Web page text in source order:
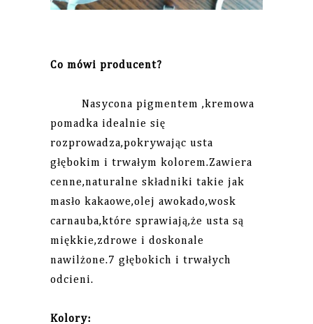
Co mówi producent?
Nasycona pigmentem ,kremowa
pomadka idealnie się
rozprowadza,pokrywając usta
głębokim i trwałym kolorem.Zawiera
cenne,naturalne składniki takie jak
masło kakaowe,olej awokado,wosk
carnauba,które sprawiają,że usta są
miękkie,zdrowe i doskonale
nawilżone.7 głębokich i trwałych
odcieni.
Kolory: